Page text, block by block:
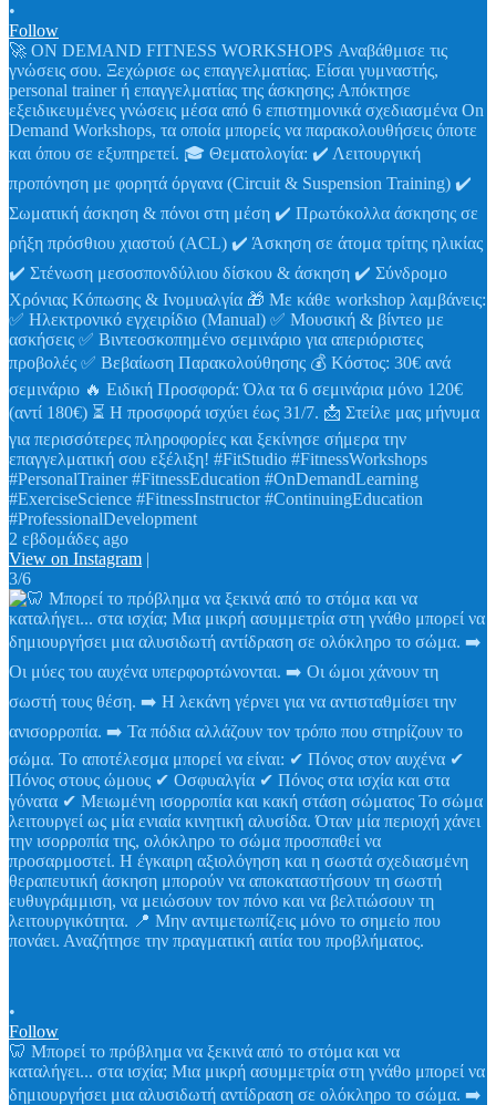
•
Follow
🚀 ON DEMAND FITNESS WORKSHOPS Αναβάθμισε τις
γνώσεις σου. Ξεχώρισε ως επαγγελματίας. Είσαι γυμναστής,
personal trainer ή επαγγελματίας της άσκησης; Απόκτησε
εξειδικευμένες γνώσεις μέσα από 6 επιστημονικά σχεδιασμένα On
Demand Workshops, τα οποία μπορείς να παρακολουθήσεις όποτε
και όπου σε εξυπηρετεί. 🎓 Θεματολογία: ✔️ Λειτουργική
προπόνηση με φορητά όργανα (Circuit & Suspension Training) ✔️
Σωματική άσκηση & πόνοι στη μέση ✔️ Πρωτόκολλα άσκησης σε
ρήξη πρόσθιου χιαστού (ACL) ✔️ Άσκηση σε άτομα τρίτης ηλικίας
✔️ Στένωση μεσοσπονδύλιου δίσκου & άσκηση ✔️ Σύνδρομο
Χρόνιας Κόπωσης & Ινομυαλγία 🎁 Με κάθε workshop λαμβάνεις:
✅ Ηλεκτρονικό εγχειρίδιο (Manual) ✅ Μουσική & βίντεο με
ασκήσεις ✅ Βιντεοσκοπημένο σεμινάριο για απεριόριστες
προβολές ✅ Βεβαίωση Παρακολούθησης 💰 Κόστος: 30€ ανά
σεμινάριο 🔥 Ειδική Προσφορά: Όλα τα 6 σεμινάρια μόνο 120€
(αντί 180€) ⏳ Η προσφορά ισχύει έως 31/7. 📩 Στείλε μας μήνυμα
για περισσότερες πληροφορίες και ξεκίνησε σήμερα την
επαγγελματική σου εξέλιξη! #FitStudio #FitnessWorkshops
#PersonalTrainer #FitnessEducation #OnDemandLearning
#ExerciseScience #FitnessInstructor #ContinuingEducation
#ProfessionalDevelopment
2 εβδομάδες ago
View on Instagram |
3/6
•
Follow
🦷 Μπορεί το πρόβλημα να ξεκινά από το στόμα και να
καταλήγει... στα ισχία; Μια μικρή ασυμμετρία στη γνάθο μπορεί να
δημιουργήσει μια αλυσιδωτή αντίδραση σε ολόκληρο το σώμα. ➡️